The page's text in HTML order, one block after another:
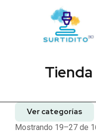
Ver categorías
Mostrando 19–27 de